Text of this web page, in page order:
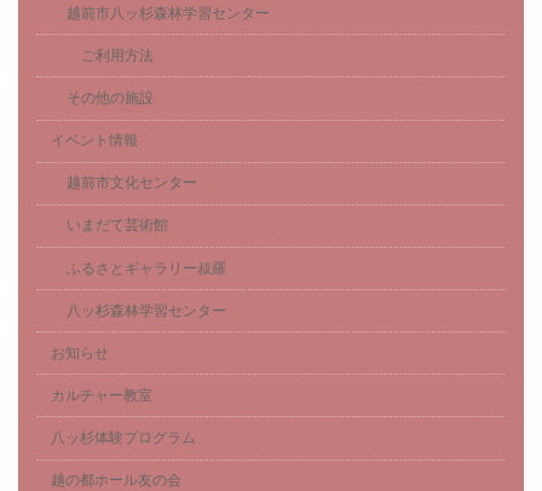
越前市八ッ杉森林学習センター
ご利用方法
その他の施設
イベント情報
越前市文化センター
いまだて芸術館
ふるさとギャラリー叔羅
八ッ杉森林学習センター
お知らせ
カルチャー教室
八ッ杉体験プログラム
越の都ホール友の会